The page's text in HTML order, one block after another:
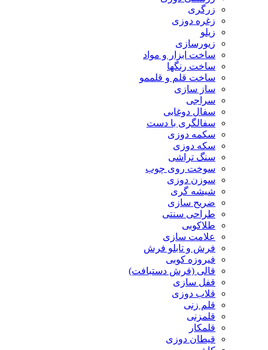
زرگری
زغره دوزی
زیلو
زیورسازی
ساخت ابزار و مواد
ساخت رنگها
ساخت قلم و قلممو
ساز سازی
سراجی
سفال دوغابی
سفالگری با دست
سکمه دوزی
سکه دوزی
سنگ تراشی
سوخت روی چوب
سوزن دوزی
شیشه گری
ضریح سازی
طراحی سنتی
طلاکوبی
علامت سازی
فرش و تابلو فرش
فیروزه کوبی
قالی (فرش دستبافت)
قفل سازی
قلاب دوزی
قلم زنی
قلمزنی
قلمکار
قیطان دوزی